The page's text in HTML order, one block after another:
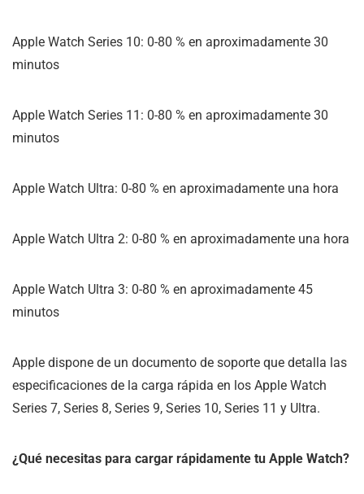
Apple Watch Series 10: 0-80 % en aproximadamente 30
minutos
Apple Watch Series 11: 0-80 % en aproximadamente 30
minutos
Apple Watch Ultra: 0-80 % en aproximadamente una hora
Apple Watch Ultra 2: 0-80 % en aproximadamente una hora
Apple Watch Ultra 3: 0-80 % en aproximadamente 45
minutos
Apple dispone de un documento de soporte que detalla las
especificaciones de la carga rápida en los Apple Watch
Series 7, Series 8, Series 9, Series 10, Series 11 y Ultra.
¿Qué necesitas para cargar rápidamente tu Apple Watch?